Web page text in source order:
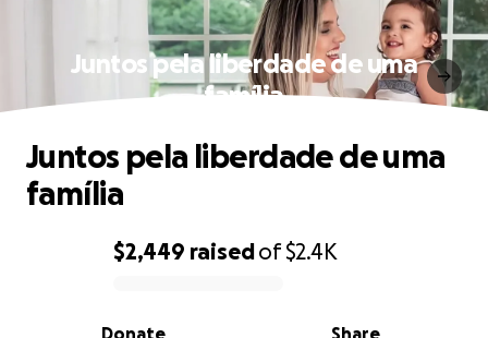
Juntos pela liberdade de uma
família
0% complete
$2,449 raisedof$2.4K
Share
Donate
Juntos pela liberdade de uma
família